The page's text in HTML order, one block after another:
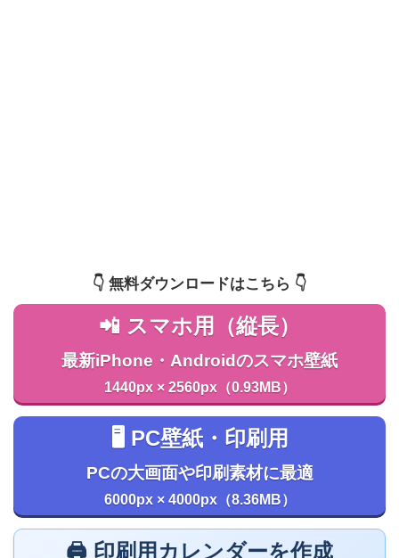
👇️ 無料ダウンロードはこちら 👇️
📲 スマホ用（縦長）
最新iPhone・Androidのスマホ壁紙
1440px × 2560px（0.93MB）
🖥️ PC壁紙・印刷用
PCの大画面や印刷素材に最適
6000px × 4000px（8.36MB）
🖨️ 印刷用カレンダーを作成